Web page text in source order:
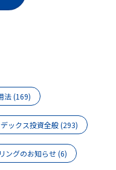
法(169)
ックス投資全般(293)
ングのお知らせ(6)